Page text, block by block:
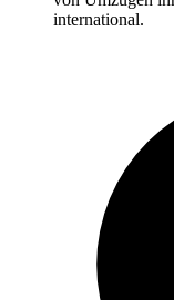
international.